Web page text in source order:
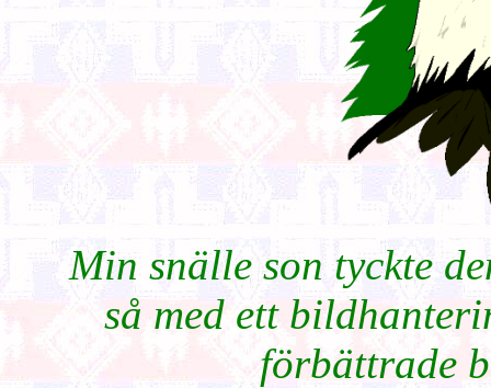
Min snälle son tyckte
så med ett
förbättrade